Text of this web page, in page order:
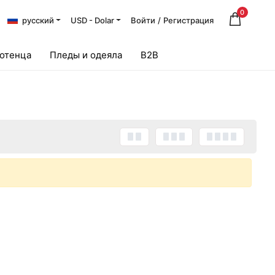
русский USD - Dolar Войти / Регистрация
0
Пледы и одеяла B2B